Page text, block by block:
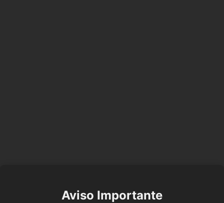
Aviso Importante